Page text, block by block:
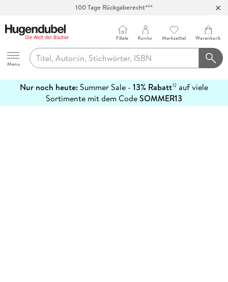
100 Tage Rückgaberecht***
Hugendubel
Menu
Filiale Konto Merkzettel Warenkorb
Nur noch heute: Summer Sale - 13% Rabatt12 auf viele
Sortimente mit dem CodeSOMMER13
erfahren